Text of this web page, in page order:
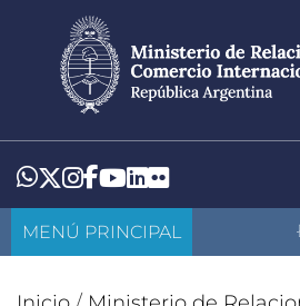
contenido
principal
Whatsapp
Twitter
Instagram
Facebook
YouTube
LinkedIn
Flickr
MENÚ PRINCIPAL